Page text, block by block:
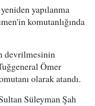
yapılanma
komutanlığında
devrilmesinin
Ömer
olarak atandı.
Süleyman Şah